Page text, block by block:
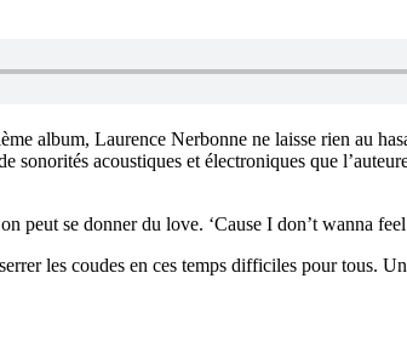
album, Laurence Nerbonne ne laisse rien au
sonorités acoustiques et électroniques que
peut se donner du love. ‘Cause I don’t wanna
les coudes en ces temps difficiles pour tous.